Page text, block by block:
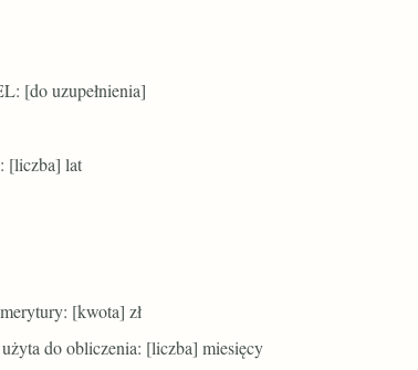
[do uzupełnienia]
[liczba] lat
[kwota] zł
do obliczenia: [liczba] miesięcy